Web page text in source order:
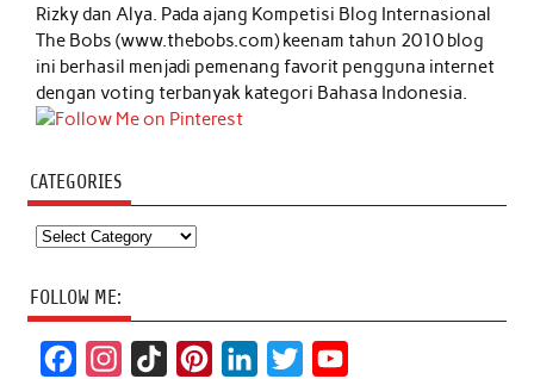
Rizky dan Alya. Pada ajang Kompetisi Blog Internasional
The Bobs (www.thebobs.com) keenam tahun 2010 blog
ini berhasil menjadi pemenang favorit pengguna internet
dengan voting terbanyak kategori Bahasa Indonesia.
CATEGORIES
Categories
FOLLOW ME: